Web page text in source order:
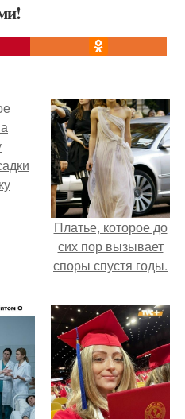
Платье, которое до
сих пор вызывает
споры спустя годы.